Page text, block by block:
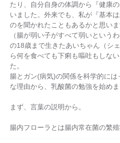
たり、自分自身の体調から『健康
いました。外来でも、私が『基本
のを聞かれたこともあるかと思い
（腸が弱い子がすべて弱いという
の18歳まで生きたあいちゃん（シ
ら何を食べても下痢も嘔吐もしな
た。
腸とガン(病気)の関係を科学的に
な理由から、乳酸菌の勉強を始めま
まず、言葉の説明から。
腸内フローラとは腸内常在菌の繁